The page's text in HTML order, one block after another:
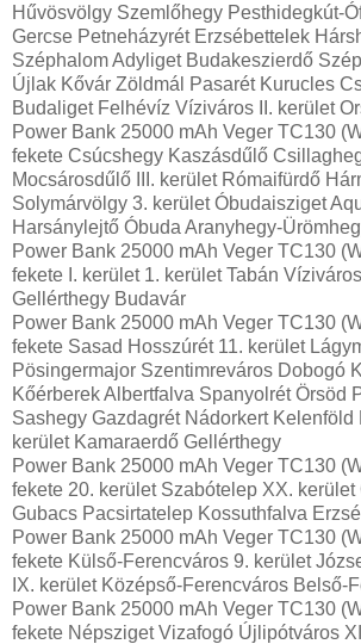
Hűvösvölgy Szemlőhegy Pesthidegkút-
Gercse Petneházyrét Erzsébettelek
Széphalom Adyliget Budakeszierdő
Újlak Kővár Zöldmál Pasarét Kurucles
Budaliget Felhévíz Víziváros II. kerület
Power Bank 25000 mAh Veger TC130
fekete Csúcshegy Kaszásdűlő
Mocsárosdűlő III. kerület Rómaifürdő
Solymárvölgy 3. kerület Óbudaisziget
Harsánylejtő Óbuda Aranyhegy-
Power Bank 25000 mAh Veger TC130
fekete I. kerület 1. kerület Tabán
Gellérthegy Budavár
Power Bank 25000 mAh Veger TC130
fekete Sasad Hosszúrét 11. kerület
Pösingermajor Szentimreváros Dobogó
Kőérberek Albertfalva Spanyolrét Örsöd
Sashegy Gazdagrét Nádorkert Kelenföld
kerület Kamaraerdő Gellérthegy
Power Bank 25000 mAh Veger TC130
fekete 20. kerület Szabótelep XX. kerület
Gubacs Pacsirtatelep Kossuthfalva
Power Bank 25000 mAh Veger TC130
fekete Külső-Ferencváros 9. kerület
IX. kerület Középső-Ferencváros Belső-
Power Bank 25000 mAh Veger TC130
fekete Népsziget Vizafogó Újlipótváros